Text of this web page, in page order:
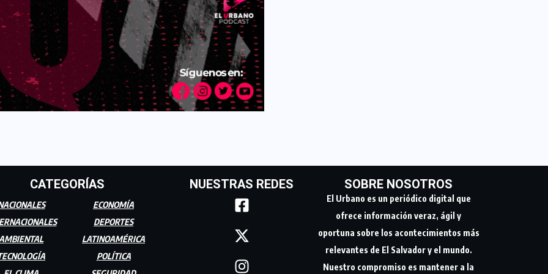
CATEGORÍAS
ECONOMÍA
DEPORTES
LATINOAMÉRICA
POLÍTICA
NUESTRAS REDES SOBRE NOSOTROS
El Urbano es un periódico digital que
ofrece información veraz, ágil y
oportuna sobre los acontecimientos más
relevantes de El Salvador y el mundo.